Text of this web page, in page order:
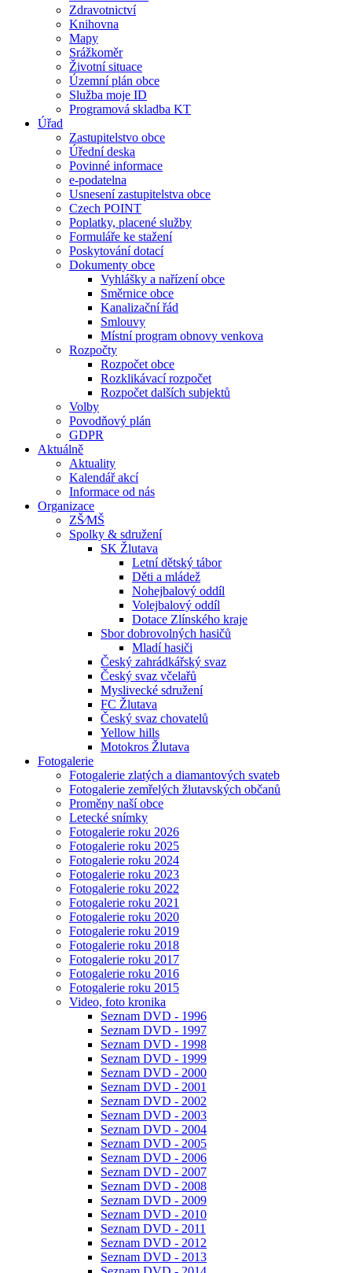
Zdravotnictví
Knihovna
Mapy
Srážkoměr
Životní situace
Územní plán obce
Služba moje ID
Programová skladba KT
Úřad
Zastupitelstvo obce
Úřední deska
Povinné informace
e-podatelna
Usnesení zastupitelstva obce
Czech POINT
Poplatky, placené služby
Formuláře ke stažení
Poskytování dotací
Dokumenty obce
Vyhlášky a nařízení obce
Směrnice obce
Kanalizační řád
Smlouvy
Místní program obnovy venkova
Rozpočty
Rozpočet obce
Rozklikávací rozpočet
Rozpočet dalších subjektů
Volby
Povodňový plán
GDPR
Aktuálně
Aktuality
Kalendář akcí
Informace od nás
Organizace
ZŠ⁄MŠ
Spolky & sdružení
SK Žlutava
Letní dětský tábor
Děti a mládež
Nohejbalový oddíl
Volejbalový oddíl
Dotace Zlínského kraje
Sbor dobrovolných hasičů
Mladí hasiči
Český zahrádkářský svaz
Český svaz včelařů
Myslivecké sdružení
FC Žlutava
Český svaz chovatelů
Yellow hills
Motokros Žlutava
Fotogalerie
Fotogalerie zlatých a diamantových svateb
Fotogalerie zemřelých žlutavských občanů
Proměny naší obce
Letecké snímky
Fotogalerie roku 2026
Fotogalerie roku 2025
Fotogalerie roku 2024
Fotogalerie roku 2023
Fotogalerie roku 2022
Fotogalerie roku 2021
Fotogalerie roku 2020
Fotogalerie roku 2019
Fotogalerie roku 2018
Fotogalerie roku 2017
Fotogalerie roku 2016
Fotogalerie roku 2015
Video, foto kronika
Seznam DVD - 1996
Seznam DVD - 1997
Seznam DVD - 1998
Seznam DVD - 1999
Seznam DVD - 2000
Seznam DVD - 2001
Seznam DVD - 2002
Seznam DVD - 2003
Seznam DVD - 2004
Seznam DVD - 2005
Seznam DVD - 2006
Seznam DVD - 2007
Seznam DVD - 2008
Seznam DVD - 2009
Seznam DVD - 2010
Seznam DVD - 2011
Seznam DVD - 2012
Seznam DVD - 2013